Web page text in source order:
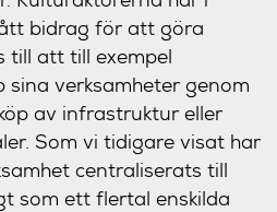
bidrag för att göra
till att till exempel
verksamheter genom
av infrastruktur eller
Som vi tidigare visat har
centraliserats till
som ett flertal enskilda